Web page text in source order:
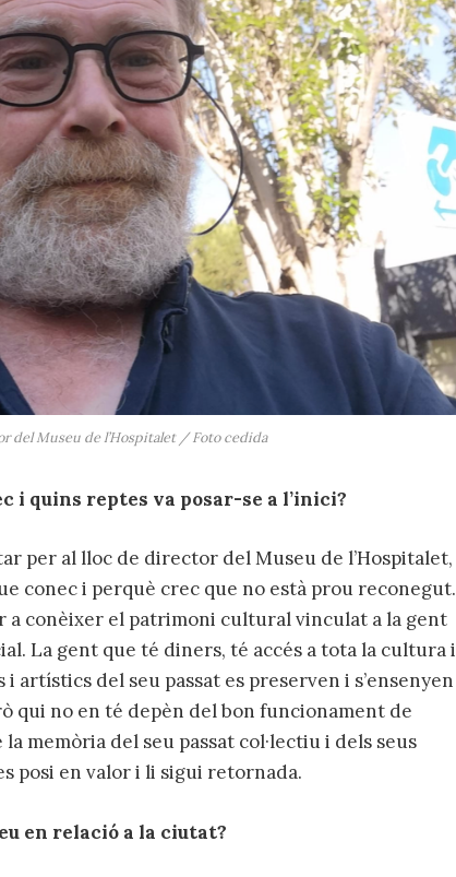
del Museu de l’Hospitalet / Foto cedida
i quins reptes va posar-se a l’inici?
per al lloc de director del Museu de l’Hospitalet,
conec i perquè crec que no està prou reconegut.
a conèixer el patrimoni cultural vinculat a la gent
La gent que té diners, té accés a tota la cultura i
artístics del seu passat es preserven i s’ensenyen
qui no en té depèn del bon funcionament de
memòria del seu passat col·lectiu i dels seus
posi en valor i li sigui retornada.
en relació a la ciutat?